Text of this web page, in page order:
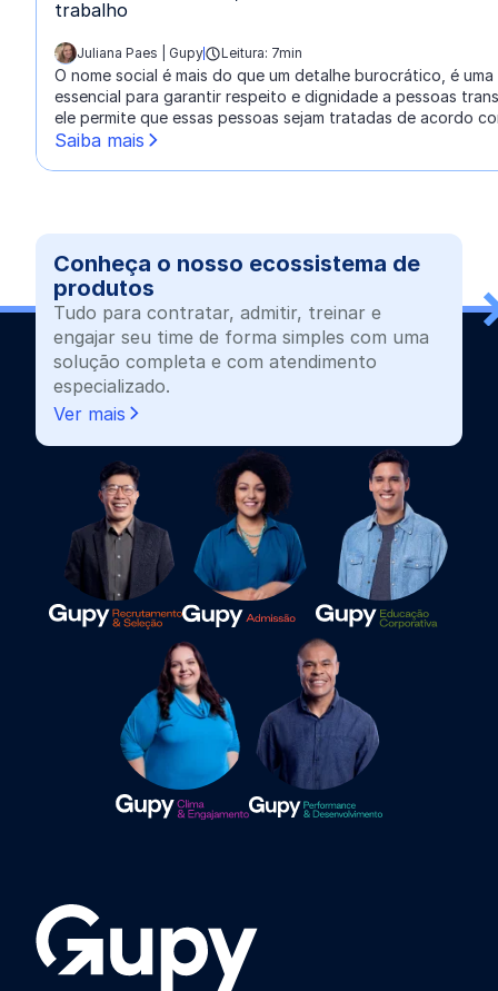
trabalho
escrito por:
Juliana Paes | Gupy Leitura: 7min
O nome social é mais do que um detalhe burocrático, é
essencial para garantir respeito e dignidade a pessoas
ele permite que essas pessoas sejam tratadas de acordo
Saiba mais
Conheça o nosso ecossistema de
produtos
Tudo para contratar, admitir, treinar e
engajar seu time de forma simples com uma
solução completa e com atendimento
especializado.
Ver mais